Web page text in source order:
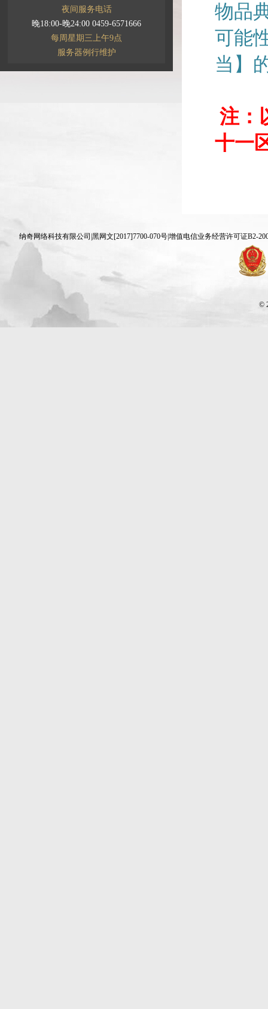
夜间服务电话
晚18:00-晚24:00 0459-6571666
每周星期三上午9点
服务器例行维护
物品
可能
当】
注：
十一
纳奇网络科技有限公司|黑网文[2017]7700-070号|增值电信业务经营许可证B2-
©